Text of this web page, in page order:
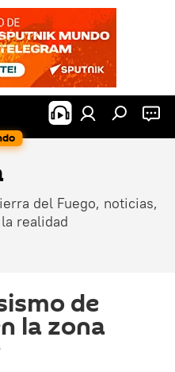
del Fuego, noticias,
realidad
de
la zona